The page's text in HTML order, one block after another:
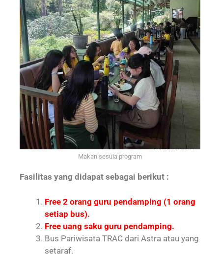
Makan sesuia program
Fasilitas yang didapat sebagai berikut :
Free 2 orang guru pendamping (1 orang
setiap bus).
Free uang saku guru pendamping.
Bus Pariwisata TRAC dari Astra atau yang
setaraf.